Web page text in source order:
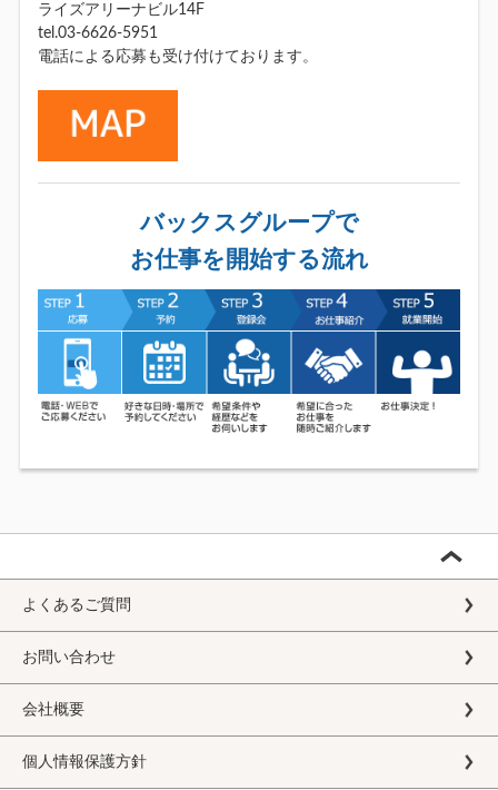
ライズアリーナビル14F
tel.03-6626-5951
電話による応募も受け付けております。
バックスグループで
お仕事を開始する流れ
よくあるご質問
お問い合わせ
会社概要
個人情報保護方針